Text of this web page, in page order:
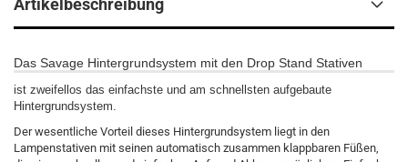
Artikelbeschreibung
Das Savage Hintergrundsystem mit den Drop Stand Stativen
ist zweifellos das einfachste und am schnellsten aufgebaute
Hintergrundsystem.
Der wesentliche Vorteil dieses Hintergrundsystem liegt in den
Lampenstativen mit seinen automatisch zusammen klappbaren Füßen,